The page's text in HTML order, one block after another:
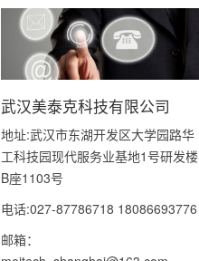
武汉美泰克科技有限公司
地址:武汉市东湖开发区大学园路华
工科技园现代服务业基地1号研发楼
B座1103号
电话:027-87786718 18086693776
邮箱：